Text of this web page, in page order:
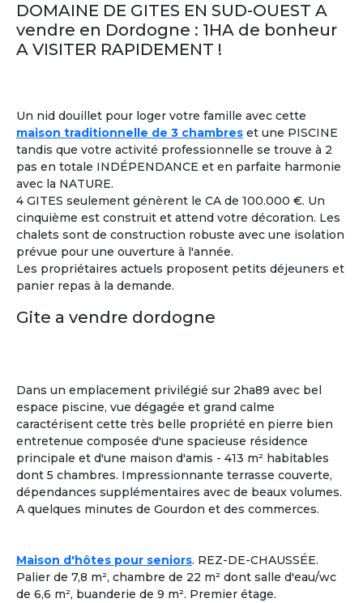
DOMAINE DE GITES EN SUD-OUEST A
vendre en Dordogne : 1HA de bonheur
A VISITER RAPIDEMENT !
Un nid douillet pour loger votre famille avec cette
maison traditionnelle de 3 chambres et une PISCINE
tandis que votre activité professionnelle se trouve à 2
pas en totale INDÉPENDANCE et en parfaite harmonie
avec la NATURE.
4 GITES seulement génèrent le CA de 100.000 €. Un
cinquième est construit et attend votre décoration. Les
chalets sont de construction robuste avec une isolation
prévue pour une ouverture à l'année.
Les propriétaires actuels proposent petits déjeuners et
panier repas à la demande.
Gite a vendre dordogne
Dans un emplacement privilégié sur 2ha89 avec bel
espace piscine, vue dégagée et grand calme
caractérisent cette très belle propriété en pierre bien
entretenue composée d'une spacieuse résidence
principale et d'une maison d'amis - 413 m² habitables
dont 5 chambres. Impressionnante terrasse couverte,
dépendances supplémentaires avec de beaux volumes.
A quelques minutes de Gourdon et des commerces.
Maison d'hôtes pour seniors. REZ-DE-CHAUSSÉE.
Palier de 7,8 m², chambre de 22 m² dont salle d'eau/wc
de 6,6 m², buanderie de 9 m². Premier étage.
Voir les247 annonces
mois seulement.
Colouer Intégrer Habitat Partagé
Toulon France ± 30kms
Bonjour femme 60 ans dynamique
joyeuse recherche colocation
Sylvia
Femme- 60ans
Toulon ± 30kms - France